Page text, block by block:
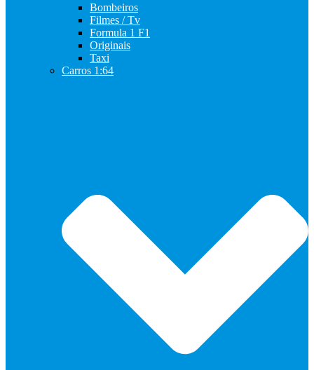
Bombeiros
Filmes / Tv
Formula 1 F1
Originais
Taxi
Carros 1:64